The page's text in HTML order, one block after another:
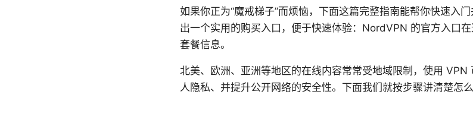
如果你正为“魔戒梯子”而烦恼，下面这篇完整指南能帮你快速入
出一个实用的购买入口，便于快速体验：NordVPN 的官方入口
套餐信息。
北美、欧洲、亚洲等地区的在线内容常常受地域限制，使用 VPN
人隐私、并提升公开网络的安全性。下面我们就按步骤讲清楚怎